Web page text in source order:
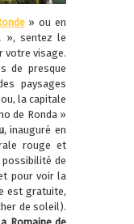
» ou en
», sentez le
votre visage.
de presque
paysages
la capitale
de Ronda »
, inauguré en
rouge et
de
pour voir la
est gratuite,
de soleil).